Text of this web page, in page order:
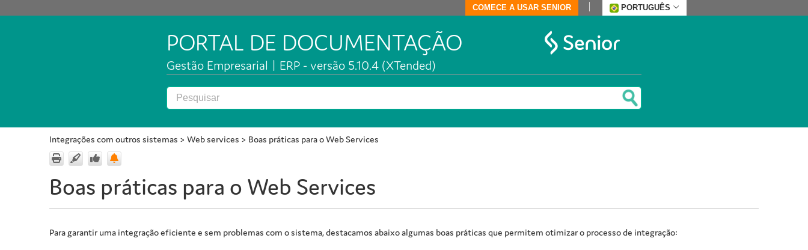
COMECE A USAR SENIOR PORTUGUÊS
PORTAL DE DOCUMENTAÇÃO
Gestão Empresarial | ERP - versão 5.10.4 (XTended)
Integrações com outros sistemas > Web services > Boas práticas para o Web Services
Boas práticas para o Web Services
Para garantir uma integração eficiente e sem problemas com o sistema, destacamos abaixo algumas boas práticas que permitem otimizar o processo de integração: